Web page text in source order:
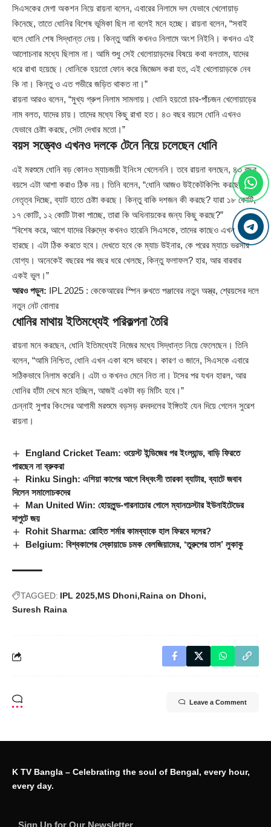
সিএসকের মেগা অকশন নিয়ে রায়না বলেন, এবারের নিলামে দল যেভাবে খেলোয়াড়
কিনেছে, তাতে ধোনির বিশেষ ভূমিকা ছিল না বলেই মনে হচ্ছে। রায়না বলেন, “সবাই
বলে ধোনি শেষ সিদ্ধান্ত নেয়। কিন্তু আমি কখনও নিলামে অংশ নিইনি। কখনও এই
আলোচনার মধ্যে ছিলাম না। আমি শুধু সেই খেলোয়াড়দের বিষয়ে কথা বলতাম, যাদের
ধরে রাখা হয়েছে। ধোনিকে হয়তো ফোন করে জিজ্ঞেস করা হত, এই খেলোয়াড়কে নেব
কি না। কিন্তু ও এত গভীরে জড়িত থাকত না।”
রায়না আরও বলেন, “মুখ্য গ্রুপ নিলাম সামলায়। ধোনি হয়তো চার-পাঁচজন খেলোয়াড়ের
নাম বলত, যাদের চায়। তাদের মধ্যে কিছু রাখা হত। ৪৩ বছর বয়সে ধোনি এখনও
যেভাবে চেষ্টা করছে, সেটা দেখার মতো।”
বয়স সত্ত্বেও এখনও দলকে টেনে নিয়ে চলেছেন ধোনি
এই মরশুমে ধোনি বড় কোনও ম্যাচজয়ী ইনিংস খেলেননি। তবে রায়না বলছেন, ৪৩ বছর
বয়সে এটা আশা করাও ঠিক নয়। তিনি বলেন, “ধোনি আজও উইকেটকিপিং করছে,
নেতৃত্ব দিচ্ছে, ব্যাট হাতে চেষ্টা করছে। কিন্তু বাকি দশজন কী করছে? যারা ১৮ কোটি,
১৭ কোটি, ১২ কোটি টাকা পাচ্ছে, তারা কি অধিনায়কের জন্য কিছু করছে?”
“বিশেষ করে, আগে যাদের বিরুদ্ধে কখনও হারেনি সিএসকে, তাদের কাছেও এখন
হারছে। এটা ঠিক করতে হবে। দেখতে হবে কে ম্যাচ উইনার, কে পরের ম্যাচে ভরসার
যোগ্য। অনেকেই বছরের পর বছর ধরে খেলছে, কিন্তু ফলাফল? হার, আর বারবার
একই ভুল।”
আরও পড়ুন: IPL 2025 : কেকেআরের স্পিন রুখতে পঞ্জাবের নতুন অস্ত্র, শ্রেয়সের দলে
নতুন নেট বোলার
ধোনির মাথায় ইতিমধ্যেই পরিকল্পনা তৈরি
রায়না মনে করছেন, ধোনি ইতিমধ্যেই নিজের মধ্যে সিদ্ধান্ত নিয়ে ফেলেছেন। তিনি
বলেন, “আমি নিশ্চিত, ধোনি এখন একা বসে ভাববে। কারণ ও জানে, সিএসকে এবারে
সঠিকভাবে নিলাম করেনি। এটা ও কখনও মেনে নিত না। টসের পর যখন হারল, আর
ধোনির হাঁটা দেখে মনে হচ্ছিল, আজই একটা বড় মিটিং হবে।”
চেন্নাই সুপার কিংসের আগামী মরশুমে বড়সড় রদবদলের ইঙ্গিতই যেন দিয়ে গেলেন সুরেশ
রায়না।
England Cricket Team: ওয়েস্ট ইন্ডিজের পর ইংল্যান্ড, বাড়ি ফিরতে
পারছেন না ব্রুকরা
Rinku Singh: এশিয়া কাপের আগে বিধ্বংসী তারকা ব্যাটার, ব্যাটে জবাব
দিলেন সমালোচকদের
Man United Win: হোয়লুন্ড-গারনাচোর গোলে ম্যানচেস্টার ইউনাইটেডের
দাপুটে জয়
Rohit Sharma: রোহিত শর্মার কামব্যাকে হাল ফিরবে দলের?
Belgium: বিশ্বকাপের স্কোয়াডে চমক বেলজিয়ামের, ‘তুরুপের তাস’ লুকাকু
TAGGED: IPL 2025 MS Dhoni Raina on Dhoni
Suresh Raina
Leave a Comment
K TV Bangla – Celebrating the soul of Bengal, every hour,
every day.